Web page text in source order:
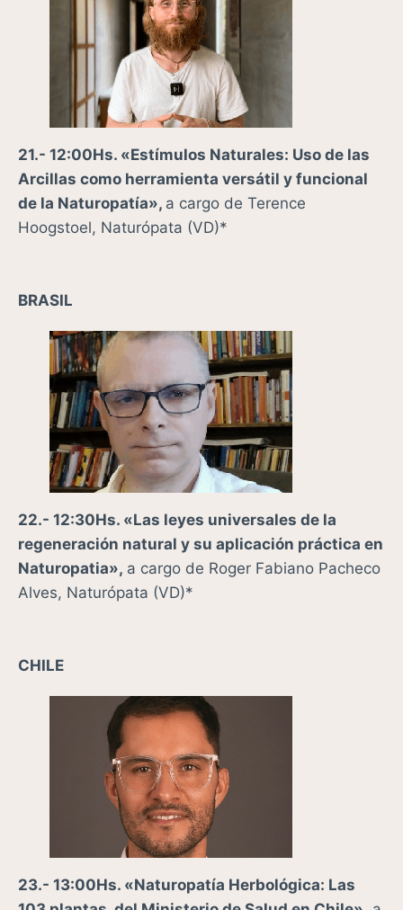
21.- 12:00Hs. «Estímulos Naturales: Uso de las
Arcillas como herramienta versátil y funcional
de la Naturopatía», a cargo de Terence
Hoogstoel, Naturópata (VD)*
BRASIL
22.- 12:30Hs. «Las leyes universales de la
regeneración natural y su aplicación práctica en
Naturopatia», a cargo de Roger Fabiano Pacheco
Alves, Naturópata (VD)*
CHILE
23.- 13:00Hs. «Naturopatía Herbológica: Las